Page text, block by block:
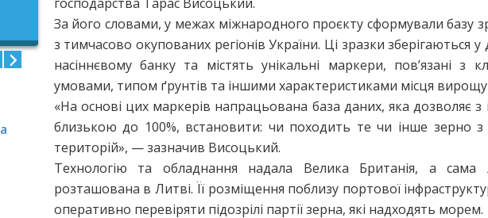
04-08-2026
Росія атакувала транспортну
інфраструктуру Одещини та
цивільні судна
Докладніше
Перейти до категорії
Перейти до категорії
03-08-2026
ПРМТУ та Адміністрація
судноплавства домовилися
документів для моряків
Докладніше Перейти до категорії
За його словами, у межах міжнародного проєкту сформували базу
з тимчасово окупованих регіонів України. Ці зразки зберігаються
насіннєвому банку та містять унікальні маркери, пов’язані з
умовами, типом ґрунтів та іншими характеристиками місця
«На основі цих маркерів напрацьована база даних, яка дозволяє з
близькою до 100%, встановити: чи походить те чи інше зерно з
територій», — зазначив Висоцький.
Технологію та обладнання надала Велика Британія, а сама
розташована в Литві. Її розміщення поблизу портової
оперативно перевіряти підозрілі партії зерна, які надходять морем.